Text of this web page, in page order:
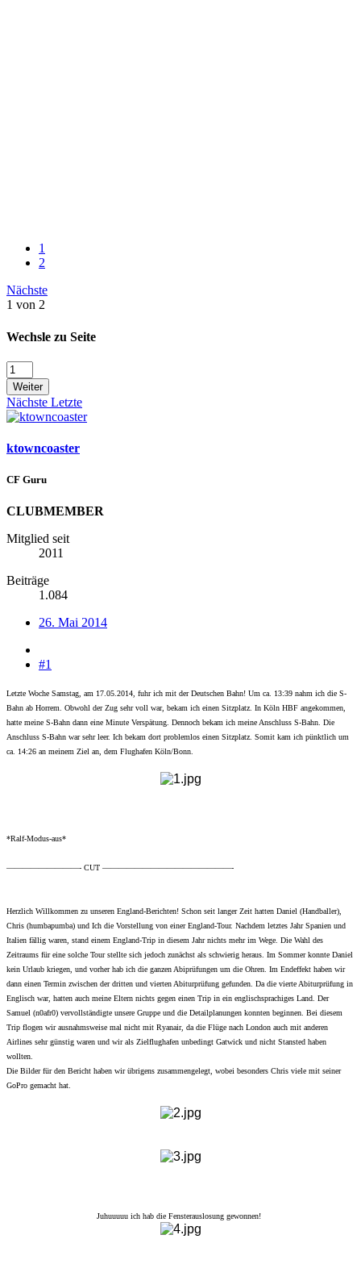
1
2
Nächste
1 von 2
Wechsle zu Seite
Weiter
Nächste Letzte
ktowncoaster
CF Guru
CLUBMEMBER
Mitglied seit
2011
Beiträge
1.084
26. Mai 2014
#1
Letzte Woche Samstag, am 17.05.2014, fuhr ich mit der Deutschen Bahn! Um ca. 13:39 nahm ich die S-
Bahn ab Horrem. Obwohl der Zug sehr voll war, bekam ich einen Sitzplatz. In Köln HBF angekommen,
hatte meine S-Bahn dann eine Minute Verspätung. Dennoch bekam ich meine Anschluss S-Bahn. Die
Anschluss S-Bahn war sehr leer. Ich bekam dort problemlos einen Sitzplatz. Somit kam ich pünktlich um
ca. 14:26 an meinem Ziel an, dem Flughafen Köln/Bonn.
*Ralf-Modus-aus*
—————————- CUT ————————————————-
Herzlich Willkommen zu unseren England-Berichten! Schon seit langer Zeit hatten Daniel (Handballer),
Chris (humbapumba) und Ich die Vorstellung von einer England-Tour. Nachdem letztes Jahr Spanien und
Italien fällig waren, stand einem England-Trip in diesem Jahr nichts mehr im Wege. Die Wahl des
Zeitraums für eine solche Tour stellte sich jedoch zunächst als schwierig heraus. Im Sommer konnte Daniel
kein Urlaub kriegen, und vorher hab ich die ganzen Abiprüfungen um die Ohren. Im Endeffekt haben wir
dann einen Termin zwischen der dritten und vierten Abiturprüfung gefunden. Da die vierte Abiturprüfung in
Englisch war, hatten auch meine Eltern nichts gegen einen Trip in ein englischsprachiges Land. Der
Samuel (n0afr0) vervollständigte unsere Gruppe und die Detailplanungen konnten beginnen. Bei diesem
Trip flogen wir ausnahmsweise mal nicht mit Ryanair, da die Flüge nach London auch mit anderen
Airlines sehr günstig waren und wir als Zielflughafen unbedingt Gatwick und nicht Stansted haben
wollten.
Die Bilder für den Bericht haben wir übrigens zusammengelegt, wobei besonders Chris viele mit seiner
GoPro gemacht hat.
Juhuuuuu ich hab die Fensterauslosung gewonnen!